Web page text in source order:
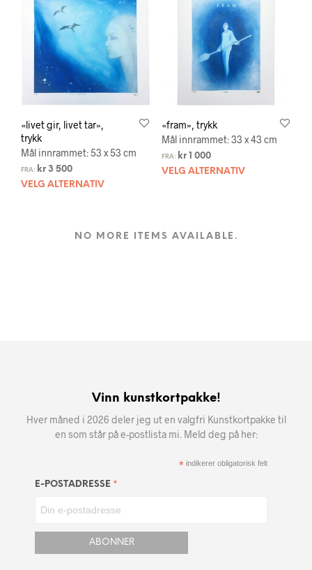
«livet gir, livet tar»,
trykk
Mål innrammet: 53 x 53 cm
FRA: kr 3 500
VELG ALTERNATIV
«fram», trykk
Mål innrammet: 33 x 43 cm
FRA: kr1 000
VELG ALTERNATIV
NO MORE ITEMS AVAILABLE.
Vinn kunstkortpakke!
Hver måned i 2026 deler jeg ut en valgfri Kunstkortpakke til
en som står på e-postlista mi. Meld deg på her:
* indikerer obligatorisk felt
E-POSTADRESSE *